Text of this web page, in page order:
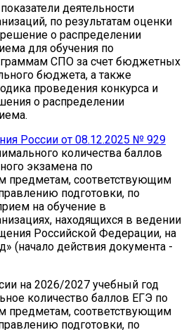
деятельности
по результатам оценки
о распределении
для обучения по
СПО за счет бюджетных
бюджета, а также
проведения конкурса и
о распределении
России от 08.12.2025 № 929
количества баллов
экзамена по
предметам, соответствующим
подготовки, по
на обучение в
находящихся в ведении
Российской Федерации, на
(начало действия документа -
на 2026/2027 учебный год
количество баллов ЕГЭ по
предметам, соответствующим
подготовки, по